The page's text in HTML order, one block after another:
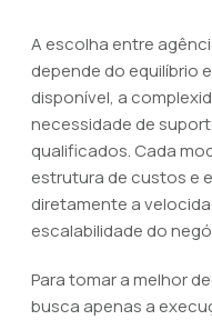
A escolha entre
depende do equilíbrio
disponível, a
necessidade de
qualificados. Cada
estrutura de custos e
diretamente a
escalabilidade do
Para tomar a melhor
busca apenas a